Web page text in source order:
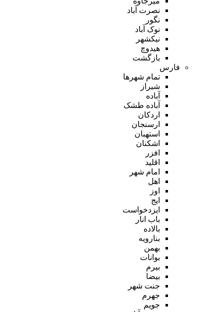
نصرت آباد
نگور
نوک آباد
نیکشهر
هیدوچ
بازگشت
فارس
تمام شهر‌ها
شیراز
آباده
آباده طشک
اردکان
ارسنجان
استهبان
اشکنان
افزر
اقلید
امام شهر
اهل
اوز
ایج
ایزدخواست
باب انار
بالاده
بنارویه
بهمن
بوانات
بیرم
بیضا
جنت شهر
جهرم
جویم